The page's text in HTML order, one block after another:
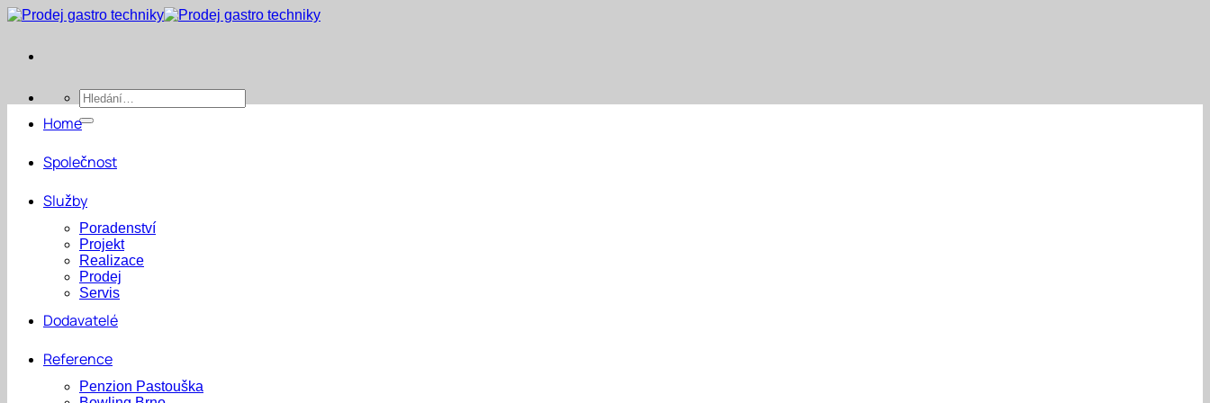
Přeskočit
Hledat:
Home
Společnost
Služby
Poradenství
Projekt
Realizace
Prodej
Servis
Dodavatelé
Reference
Penzion Pastouška